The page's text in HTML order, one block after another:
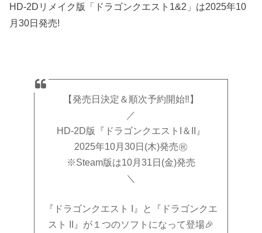
HD-2Dリメイク版「ドラゴンクエスト1&2」は2025年10
月30日発売!
【発売日決定＆順次予約開始‼】
／
HD-2D版『ドラゴンクエストI＆II』
2025年10月30日(木)発売㊗️
※Steam版は10月31日(金)発売
＼
『ドラゴンクエスト I』と『ドラゴンクエ
スト II』が１つのソフトになって登場🎉